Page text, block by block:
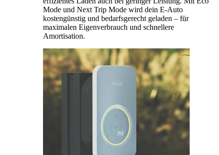
Mode und Next Trip Mode wird dein E-Auto
kostengünstig und bedarfsgerecht geladen – für
maximalen Eigenverbrauch und schnellere
Amortisation.